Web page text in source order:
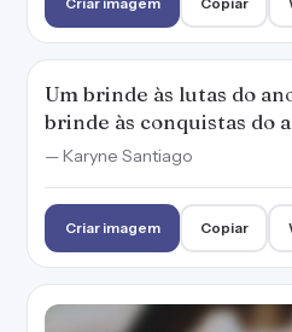
simplesmente, não amar